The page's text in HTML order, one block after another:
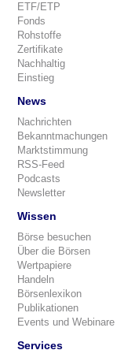
ETF/ETP
Fonds
Rohstoffe
Zertifikate
Nachhaltig
Einstieg
News
Nachrichten
Bekanntmachungen
Marktstimmung
RSS-Feed
Podcasts
Newsletter
Wissen
Börse besuchen
Über die Börsen
Wertpapiere
Handeln
Börsenlexikon
Publikationen
Events und Webinare
Services